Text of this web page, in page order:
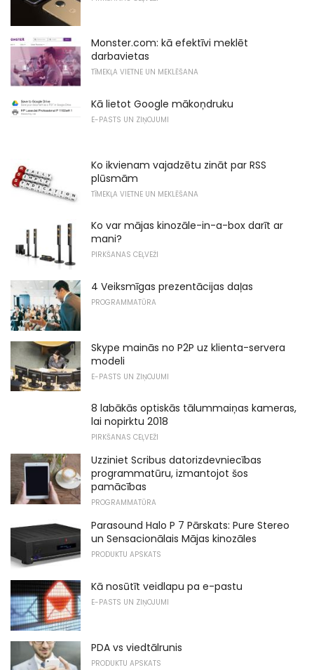
Monster.com: kā efektīvi meklēt
darbavietas
TĪMEKĻA VIETNE UN MEKLĒŠANA
Kā lietot Google mākoņdruku
E-PASTS UN ZIŅOJUMI
Ko ikvienam vajadzētu zināt par RSS
plūsmām
TĪMEKĻA VIETNE UN MEKLĒŠANA
Ko var mājas kinozāle-in-a-box darīt ar
mani?
PIRKŠANAS CEĻVEŽI
4 Veiksmīgas prezentācijas daļas
PROGRAMMATŪRA
Skype mainās no P2P uz klienta-servera
modeli
E-PASTS UN ZIŅOJUMI
8 labākās optiskās tālummaiņas kameras,
lai nopirktu 2018
PIRKŠANAS CEĻVEŽI
Uzziniet Scribus datorizdevniecības
programmatūru, izmantojot šos
pamācības
PROGRAMMATŪRA
Parasound Halo P 7 Pārskats: Pure Stereo
un Sensacionālais Mājas kinozāles
PRODUKTU APSKATS
Kā nosūtīt veidlapu pa e-pastu
E-PASTS UN ZIŅOJUMI
PDA vs viedtālrunis
PRODUKTU APSKATS